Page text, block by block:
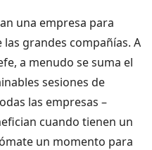
una empresa para
grandes compañías. A
a menudo se suma el
sesiones de
las empresas –
cuando tienen un
un momento para